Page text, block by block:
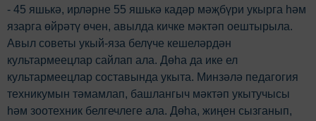
- 45 яшькә, ирләрне 55 яшькә кадәр мәҗбүри укырга hәм
язарга өйрәтү өчен, авылда кичке мәктәп оештырыла.
Авыл советы укый-яза белүче кешеләрдән
культармеецлар сайлап ала. Дөһа да ике ел
культармеецлар составында укыта. Минзәлә педагогия
техникумын тәмамлап, башлангыч мәктәп укытучысы
hәм зоотехник белгечлеге ала. Дөһа, жиңен сызганып,